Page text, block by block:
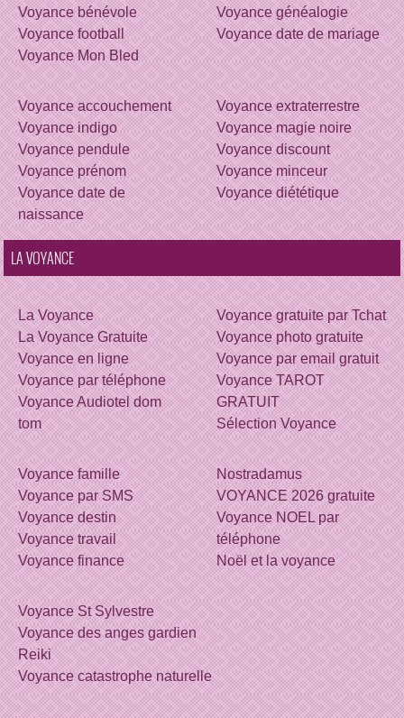
Voyance bénévole
Voyance football
Voyance Mon Bled
Voyance généalogie
Voyance date de mariage
Voyance accouchement
Voyance indigo
Voyance pendule
Voyance prénom
Voyance date de
naissance
Voyance extraterrestre
Voyance magie noire
Voyance discount
Voyance minceur
Voyance diététique
LA VOYANCE
La Voyance
La Voyance Gratuite
Voyance en ligne
Voyance par téléphone
Voyance Audiotel dom
tom
Voyance gratuite par Tchat
Voyance photo gratuite
Voyance par email gratuit
Voyance TAROT
GRATUIT
Sélection Voyance
Voyance famille
Voyance par SMS
Voyance destin
Voyance travail
Voyance finance
Nostradamus
VOYANCE 2026 gratuite
Voyance NOEL par
téléphone
Noël et la voyance
Voyance St Sylvestre
Voyance des anges gardien
Reiki
Voyance catastrophe naturelle